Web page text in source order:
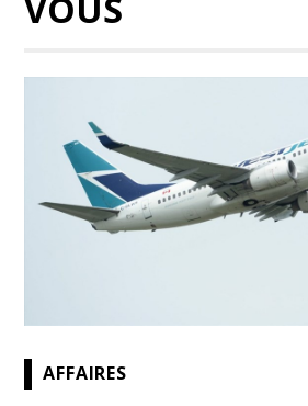
VOUS
AFFAIRES